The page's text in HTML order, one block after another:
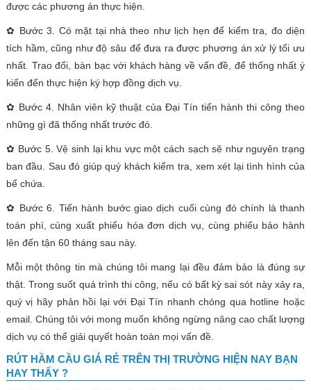
được các phương án thực hiện.
✿ Bước 3. Có mặt tại nhà theo như lịch hẹn để kiểm tra, đo diện
tích hầm, cũng như độ sâu để đưa ra được phương án xử lý tối ưu
nhất. Trao đổi, bàn bạc với khách hàng về vấn đề, để thống nhất ý
kiến đến thực hiện ký hợp đồng dịch vụ.
✿ Bước 4. Nhân viên kỹ thuật của Đại Tín tiến hành thi công theo
những gì đã thống nhất trước đó.
✿ Bước 5. Vệ sinh lại khu vực một cách sạch sẽ như nguyên trạng
ban đầu. Sau đó giúp quý khách kiểm tra, xem xét lại tình hình của
bể chứa.
✿ Bước 6. Tiến hành bước giao dịch cuối cùng đó chính là thanh
toán phí, cùng xuất phiếu hóa đơn dịch vụ, cùng phiếu bảo hành
lên đến tận 60 tháng sau này.
Mỗi một thông tin mà chúng tôi mang lại đều đảm bảo là đúng sự
thật. Trong suốt quá trình thi công, nếu có bất kỳ sai sót này xảy ra,
quý vị hãy phản hồi lại với Đại Tín nhanh chóng qua hotline hoặc
email. Chúng tôi với mong muốn không ngừng nâng cao chất lượng
dịch vụ có thể giải quyết hoàn toàn mọi vấn đề.
RÚT HẦM CẦU GIÁ RẺ TRÊN THỊ TRƯỜNG HIỆN NAY BẠN
HAY THẤY ?